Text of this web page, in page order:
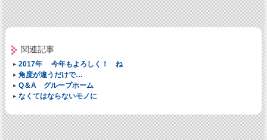
関連記事
2017年 今年もよろしく！ ね
角度が違うだけで…
Q＆A グループホーム
なくてはならないモノに